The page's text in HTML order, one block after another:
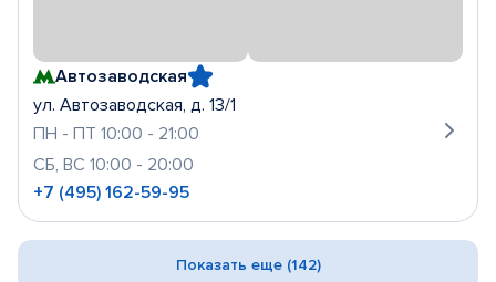
Автозаводская
ул. Автозаводская, д. 13/1
ПН - ПТ 10:00 - 21:00
СБ, ВС 10:00 - 20:00
+7 (495) 162-59-95
Показать еще (142)